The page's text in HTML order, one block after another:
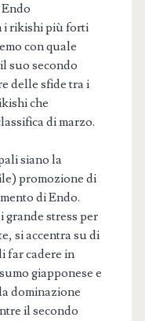
i rikishi più forti
con quale
suo secondo
delle sfide tra i
che
di marzo.
siano la
promozione di
di Endo.
stress per
si accentra su di
far cadere in
giapponese e
dominazione
il secondo